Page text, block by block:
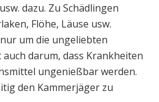
dazu. Zu Schädlingen
Flöhe, Läuse usw.
um die ungeliebten
darum, dass Krankheiten
ungenießbar werden.
den Kammerjäger zu